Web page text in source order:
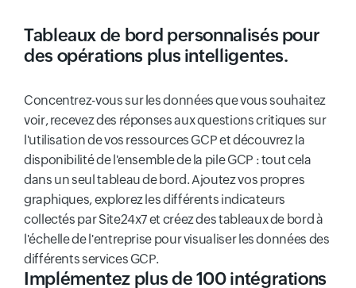
Tableaux de bord personnalisés pour
des opérations plus intelligentes.
Concentrez-vous sur les données que vous souhaitez
voir, recevez des réponses aux questions critiques sur
l'utilisation de vos ressources GCP et découvrez la
disponibilité de l'ensemble de la pile GCP : tout cela
dans un seul tableau de bord. Ajoutez vos propres
graphiques, explorez les différents indicateurs
collectés par Site24x7 et créez des tableaux de bord à
l'échelle de l'entreprise pour visualiser les données des
différents services GCP.
Implémentez plus de 100 intégrations